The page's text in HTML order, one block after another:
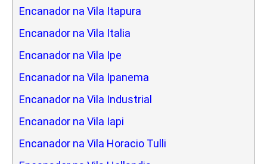
Encanador na Vila Itapura
Encanador na Vila Italia
Encanador na Vila Ipe
Encanador na Vila Ipanema
Encanador na Vila Industrial
Encanador na Vila Iapi
Encanador na Vila Horacio Tulli